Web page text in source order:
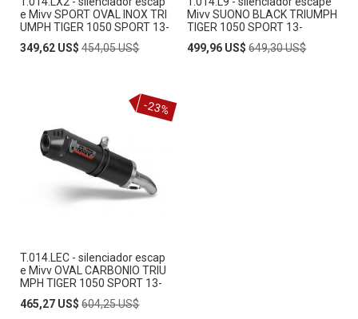
e Mivv SPORT OVAL INOX TRI
UMPH TIGER 1050 SPORT 13-
Special
349,62 US$ Regular
454,05 US$
Mivv SUONO BLACK TRIUMPH
TIGER 1050 SPORT 13-
Special
499,96 US$ Regular
649,30 US$
T.014.LEC - silenciador escap
e Mivv OVAL CARBONIO TRIU
MPH TIGER 1050 SPORT 13-
Special
465,27 US$ Regular
604,25 US$
-23%